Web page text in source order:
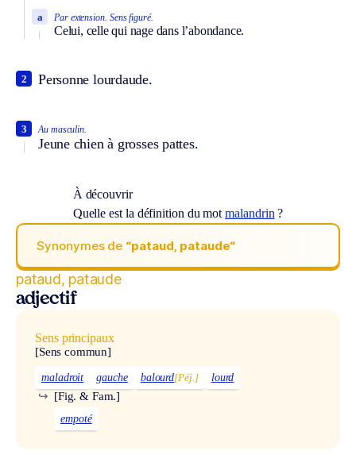
Par extension. Sens figuré.
Celui, celle qui nage dans l’abondance.
a
Personne lourdaude.
2
Au masculin.
Jeune chien à grosses pattes.
3
À découvrir
Quelle est la définition du motmalandrin ?
Synonymes de “pataud, pataude“
pataud, pataude
adjectif
Sens principaux
[Sens commun]
maladroit gauche balourd[Péj.] lourd
[Fig. & Fam.]
↪
empoté